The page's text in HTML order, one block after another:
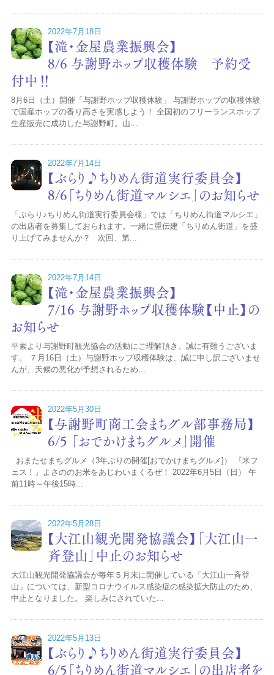
2022年7月18日
【滝・金屋農業振興会】
8/6 与謝野ホップ収穫体験 予約受
付中‼
8月6日（土）開催「与謝野ホップ収穫体験」 与謝野ホップの収穫体験
で国産ホップの香り高さを実感しよう！ 全国初のフリーランスホップ
生産販売に成功した与謝野町。山...
2022年7月14日
【ぶらり♪ちりめん街道実行委員会】
8/6「ちりめん街道マルシエ」のお知らせ
「ぶらり♪ちりめん街道実行委員会様」では「ちりめん街道マルシエ」
の出店者を募集しておられます。一緒に重伝建「ちりめん街道」を盛
り上げてみませんか？ 次回、第...
2022年7月14日
【滝・金屋農業振興会】
7/16 与謝野ホップ収穫体験【中止】の
お知らせ
平素より与謝野町観光協会の活動にご理解頂き、誠に有難うございま
す。 ７月16日（土）与謝野ホップ収穫体験は、誠に申し訳ございませ
んが、天候の悪化が予想されるため...
2022年5月30日
【与謝野町商工会まちグル部事務局】
6/5 「おでかけまちグルメ」開催
おまたせまちグルメ（3年ぶりの開催[おでかけまちグルメ]） 『米フ
ェス！』よさののお米をあじわいまくるぜ！ 2022年6月5日（日） 午
前11時～午後15時...
2022年5月28日
【大江山観光開発協議会】「大江山一
斉登山」中止のお知らせ
大江山観光開発協議会が毎年５月末に開催している「大江山一斉登
山」については、新型コロナウイルス感染症の感染拡大防止のため、
中止となりました。 楽しみにされていた...
2022年5月13日
【ぶらり♪ちりめん街道実行委員会】
6/5「ちりめん街道マルシエ」の出店者を